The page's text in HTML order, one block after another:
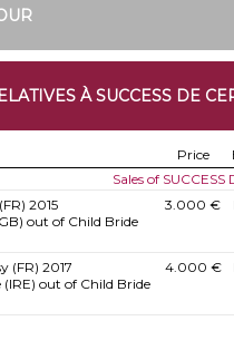
À SUCCESS DE
Price
Sales of SUCCESS
2015
out of Child Bride
3.000 €
(FR) 2017
(IRE) out of Child Bride
4.000 €